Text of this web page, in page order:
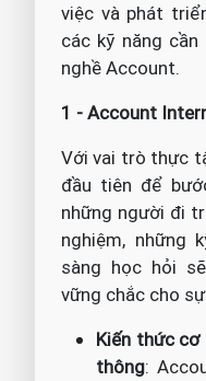
việc và phát
các kỹ năng
nghề Account.
1 - Account
Với vai trò thực
đầu tiên để
những người đi
nghiệm, những
sàng học hỏi
vững chắc cho
Kiến thức cơ
thông: